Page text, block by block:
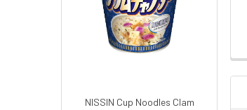
NISSIN Cup Noodles Clam